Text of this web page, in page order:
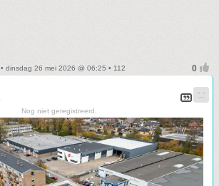
• dinsdag 26 mei 2026 @ 06:25 • 112
Nog niet geregistreerd.